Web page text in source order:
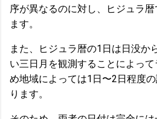
序が異なるのに対し、ヒジュラ
ます。
また、ヒジュラ暦の1日は日没か
い三日月を観測することによっ
め地域によっては1日〜2日程度
ります。